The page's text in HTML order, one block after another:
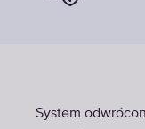
System